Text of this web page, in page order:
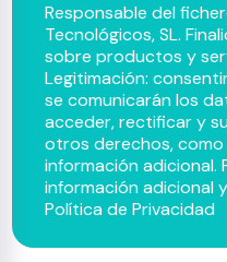
Responsable del
Tecnológicos, SL.
sobre productos y
Legitimación:
se comunicarán los
acceder, rectificar y
otros derechos, como
información adicional.
información adicional
Política de Privacidad